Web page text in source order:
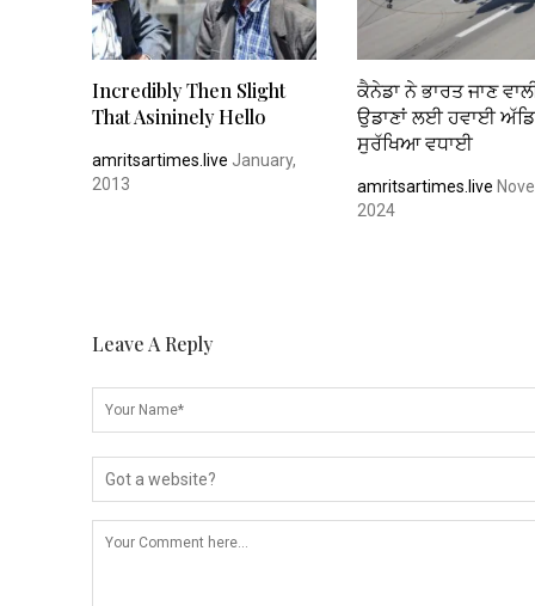
Incredibly Then Slight
That Asininely Hello
amritsartimes.live January,
2013
ਕੈਨੇਡਾ ਨੇ ਭਾਰਤ ਜਾਣ
ਉਡਾਣਾਂ ਲਈ ਹਵਾਈ
ਸੁਰੱਖਿਆ ਵਧਾਈ
amritsartimes.live
2024
Leave A Reply